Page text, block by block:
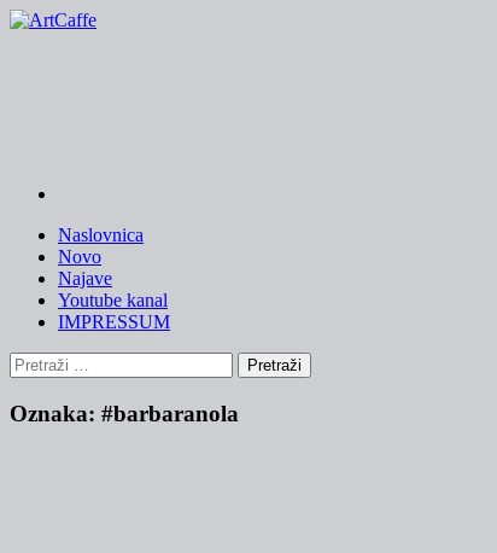
Skip
Naslovnica
Novo
Najave
Youtube kanal
IMPRESSUM
Pretraži:
Oznaka: #barbaranola